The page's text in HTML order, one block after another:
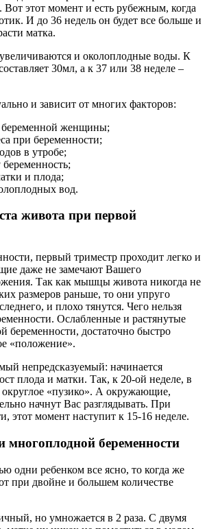
этот момент и есть рубежным, когда
И до 36 недель он будет все больше и
матка.
и околоплодные воды. К
30мл, а к 37 или 38 неделе –
и зависит от многих факторов:
беременной женщины;
при беременности;
в утробе;
беременность;
и плода;
вод.
живота при первой
первый триместр проходит легко и
даже не замечают Вашего
Так как мышцы живота никогда не
размеров раньше, то они упруго
и плохо тянутся. Чего нельзя
Ослабленные и растянутые
беременности, достаточно быстро
«положение».
непредсказуемый: начинается
плода и матки. Так, к 20-ой неделе, в
«пузико». А окружающие,
начнут Вас разглядывать. При
этот момент наступит к 15-16 неделе.
многоплодной беременности
одни ребенком все ясно, то когда же
при двойне и большем количестве
но умножается в 2 раза. С двумя